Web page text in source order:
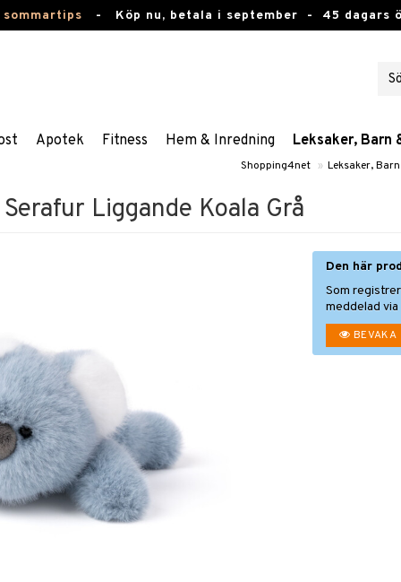
- Köp nu, betala i september - 45 dagars
Apotek Fitness Hem & Inredning Leksaker, Barn
Shopping4net » Leksaker,
Liggande Koala Grå
Den här
Som
meddelad
BEVAKA